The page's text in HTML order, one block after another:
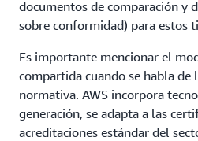
documentos de comparación y
sobre conformidad) para estos
Es importante mencionar el
compartida cuando se habla de
normativa. AWS incorpora
generación, se adapta a las
acreditaciones estándar del